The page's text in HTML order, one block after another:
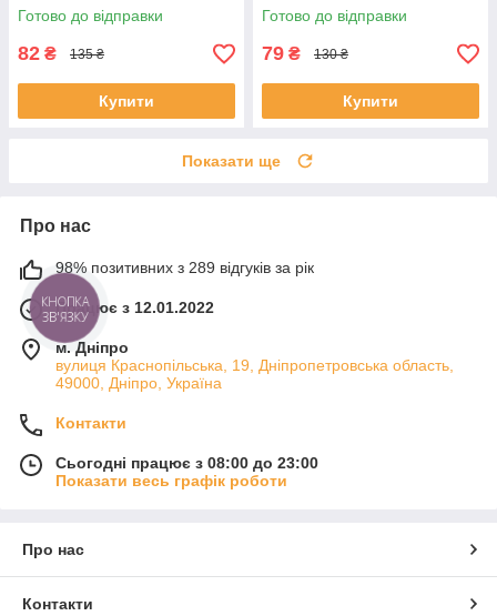
Готово до відправки
82 ₴ 135 ₴
Купити
Готово до відправки
79 ₴ 130 ₴
Купити
Показати ще
Про нас
98% позитивних з 289 відгуків за рік
Працює з 12.01.2022
м. Дніпро
вулиця Краснопільська, 19, Дніпропетровська область,
49000, Дніпро, Україна
Контакти
Сьогодні працює з 08:00 до 23:00
Показати весь графік роботи
Про нас
Контакти
КНОПКА
ЗВ'ЯЗКУ